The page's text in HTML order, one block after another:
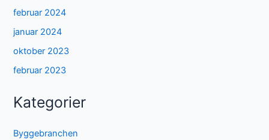
februar 2024
januar 2024
oktober 2023
februar 2023
Kategorier
Byggebranchen